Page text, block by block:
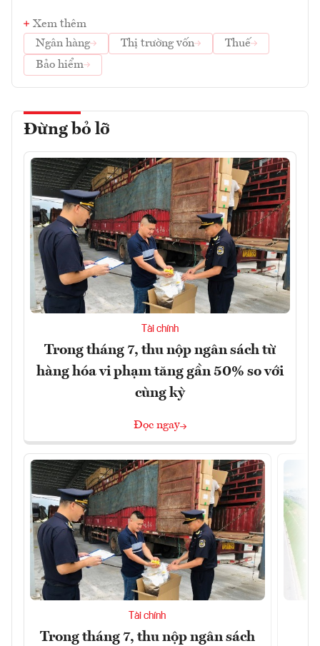
Xem thêm
Ngân hàng
Thị trường vốn
Thuế
Bảo hiểm
Đừng bỏ lỡ
Tài chính
Trong tháng 7, thu nộp ngân sách từ
hàng hóa vi phạm tăng gần 50% so với
cùng kỳ
Đọc ngay
Tài chính
Trong tháng 7, thu nộp ngân sách